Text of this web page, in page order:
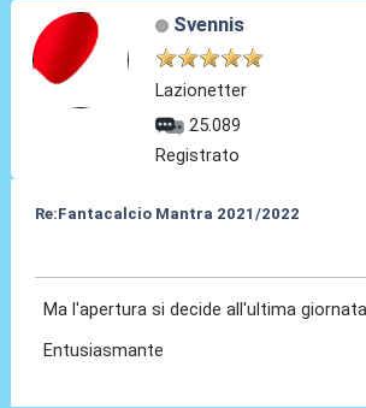
Svennis
Lazionetter
25.089
Registrato
Re:Fantacalcio Mantra 2021/2022
Ma l'apertura si decide all'ultima
Entusiasmante